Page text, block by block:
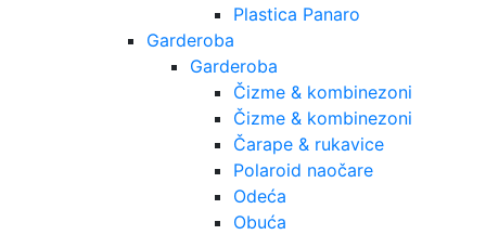
Plastica Panaro
Garderoba
Garderoba
Čizme & kombinezoni
Čizme & kombinezoni
Čarape & rukavice
Polaroid naočare
Odeća
Obuća